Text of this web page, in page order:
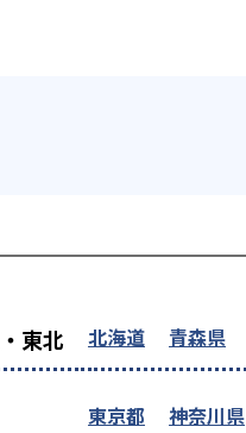
東北 北海道 青森県
東京都 神奈川県